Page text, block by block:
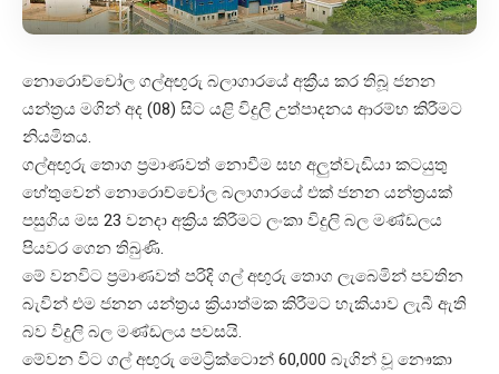
නොරොච්චෝල ගල්අඟුරු බලාගාරයේ අක්‍රීය කර තිබූ ජනන
යන්ත්‍රය මගින් අද (08) සිට යළි විදුලි උත්පාදනය ආරම්භ කිරීමට
නියමිතය.
ගල්අඟුරු තොග ප්‍රමාණවත් නොවීම සහ අලුත්වැඩියා කටයුතු
හේතුවෙන් නොරොච්චෝල බලාගාරයේ එක් ජනන යන්ත්‍රයක්
පසුගිය මස 23 වනදා අක්‍රිය කිරීමට ලංකා විදුලි බල මණ්ඩලය
පියවර ගෙන තිබුණි.
මේ වනවිට ප්‍රමාණවත් පරිදි ගල් අඟුරු තොග ලැබෙමින් පවතින
බැවින් එම ජනන යන්ත්‍රය ක්‍රියාත්මක කිරීමට හැකියාව ලැබී ඇති
බව විදුලි බල මණ්ඩලය පවසයි.
මේවන විට ගල් අඟුරු මෙට්‍රික්ටොන් 60,000 බැගින් වූ නෞකා